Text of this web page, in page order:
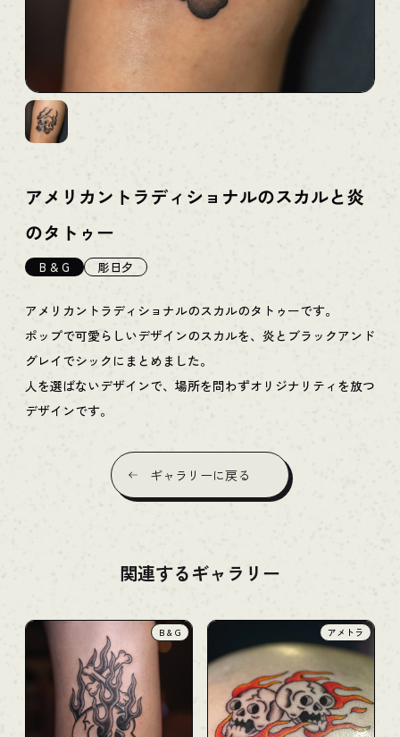
アメリカントラディショナルのスカルと炎
のタトゥー
B & G 彫日夕
アメリカントラディショナルのスカルのタトゥーです。
ポップで可愛らしいデザインのスカルを、炎とブラックアンド
グレイでシックにまとめました。
人を選ばないデザインで、場所を問わずオリジナリティを放つ
デザインです。
ギャラリーに戻る
関連するギャラリー
B & G アメトラ